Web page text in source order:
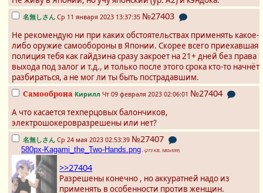
名無しさん Ср 11 января 2023 13:37:35 №27403
Не рекомендую ни при каких обстоятельствах применять какое-
либо оружие самообороны в Японии. Скорее всего приехавшая
полиция тебя как гайдзина сразу закроет на 21+ дней без права
выхода под залог и т.д., и только после этого срока кто-то начнёт
разбираться, а не мог ли ты быть пострадавшим.
Самооброна Кирилл Чт 09 февраля 2023 02:06:01 №27404
А что касается техперцовых балончиков,
электрошокеровразрешены или нет?
名無しさん Ср 24 мая 2023 02:53:39 №27407
580px-Kagami_the_Two-Hands.png - (273 KB, 580x599)
>>27404
Разрешены конечно , но аккуратней надо из
применять в особенности против женщин.